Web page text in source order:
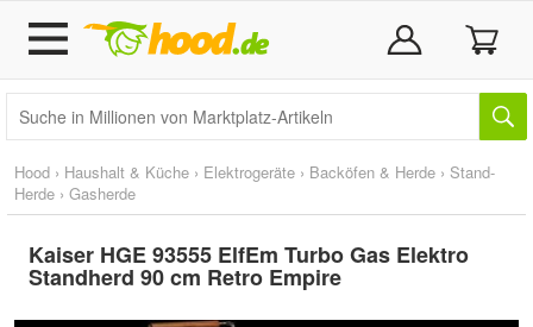
Hood › Haushalt & Küche › Elektrogeräte › Backöfen & Herde › Stand-
Herde › Gasherde
Kaiser HGE 93555 ElfEm Turbo Gas Elektro
Standherd 90 cm Retro Empire